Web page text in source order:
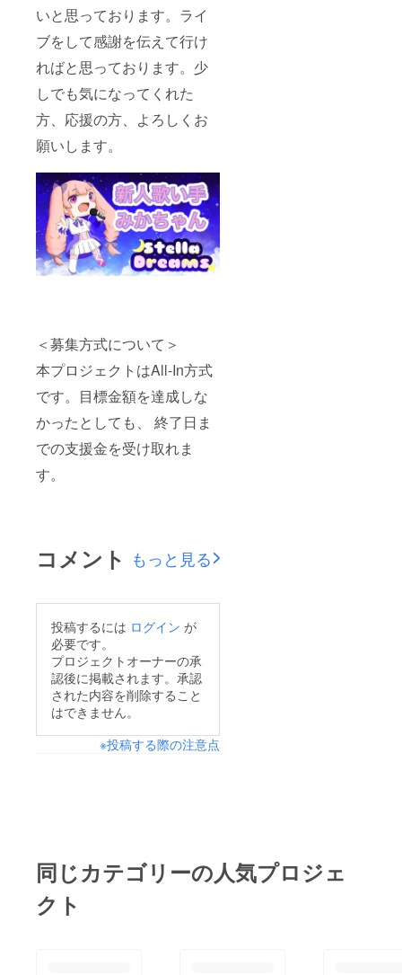
いと思っております。ライ
ブをして感謝を伝えて行け
ればと思っております。少
しでも気になってくれた
方、応援の方、よろしくお
願いします。
＜募集方式について＞
本プロジェクトはAll-In方式
です。目標金額を達成しな
かったとしても、 終了日ま
での支援金を受け取れま
す。
コメント もっと見る
投稿するには ログイン が
必要です。
プロジェクトオーナーの承
認後に掲載されます。承認
された内容を削除すること
はできません。
※投稿する際の注意点
同じカテゴリーの人気プロジェ
クト